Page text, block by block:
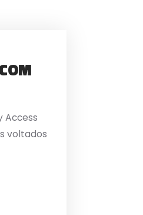
Access
voltados